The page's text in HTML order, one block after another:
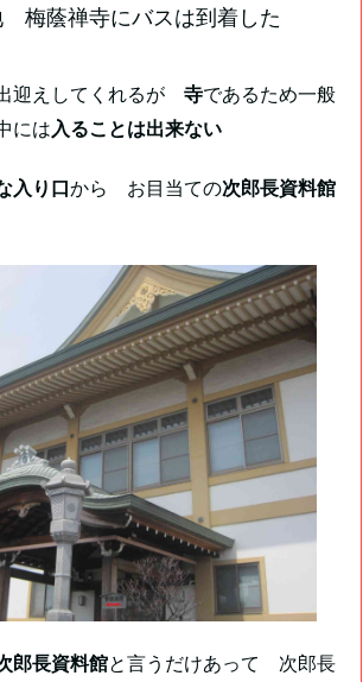
梅蔭禅寺にバスは到着した
迎えしてくれるが 寺であるため一般
には入ることは出来ない
入り口から お目当ての次郎長資料館
郎長資料館と言うだけあって 次郎長